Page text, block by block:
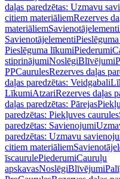
daļas paredzētas: Uzmavu
citiem materiāliemRezerves
materiāliemSavienotājelementi
Savienotājelementi
Pieslēguma līkumiPiederumi
stiprinājumiNoslēgiBlīvējumi
PPCaurulesRezerves daļas
daļas paredzētas: Veidgabali
LīkumiAtzariRezerves daļas
daļas paredzētas: Pārejas
paredzētas: Piekļuves caurules
paredzētas: Savienojumi
paredzētas: Uzmavu
citiem materiāliem
īscaurulePiederumiCauruļu
apskavasNoslēgiBlīvējumi